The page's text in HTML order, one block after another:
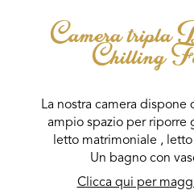
Camera tripla
Chilling
La nostra camera dispone
ampio spazio per riporre
letto matrimoniale ,
Un bagno con
Clicca qui per